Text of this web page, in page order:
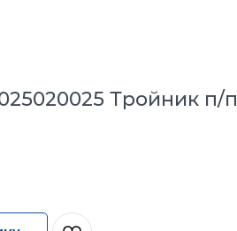
Тройник п/п